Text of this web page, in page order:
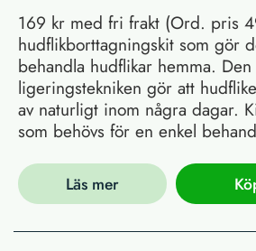
169 kr med fri frakt (Ord. pris
hudflikborttagningskit som gör
behandla hudflikar hemma. Den
ligeringstekniken gör att
av naturligt inom några dagar.
som behövs för en enkel
Läs mer